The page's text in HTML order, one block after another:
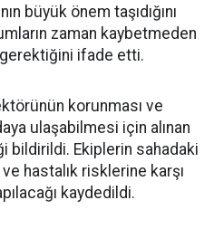
büyük önem taşıdığını
zaman kaybetmeden
ifade etti.
korunması ve
ulaşabilmesi için alınan
bildirildi. Ekiplerin sahadaki
hastalık risklerine karşı
kaydedildi.